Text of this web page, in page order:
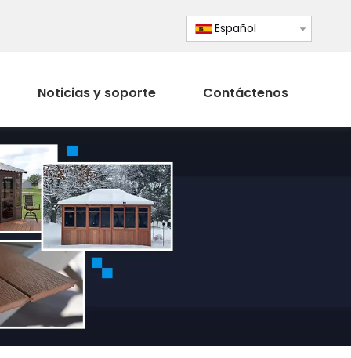
Español
Noticias y soporte Contáctenos